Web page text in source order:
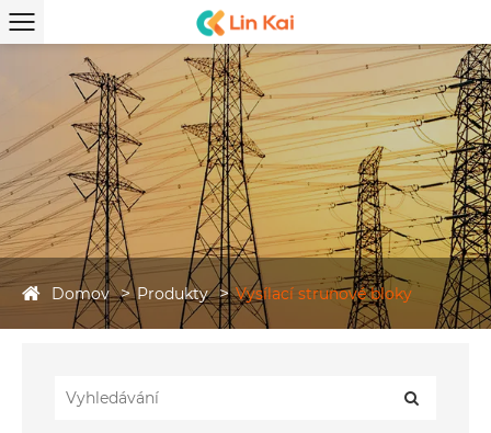
Domov Produkty Vysílací strunové bloky